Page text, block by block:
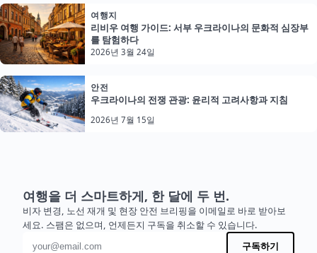
여행지
리비우 여행 가이드: 서부 우크라이나의 문화적 심장부
를 탐험하다
2026년 3월 24일
안전
우크라이나의 전쟁 관광: 윤리적 고려사항과 지침
2026년 7월 15일
여행을 더 스마트하게, 한 달에 두 번.
비자 변경, 노선 재개 및 현장 안전 브리핑을 이메일로 바로 받아보
세요. 스팸은 없으며, 언제든지 구독을 취소할 수 있습니다.
이메일 주소
구독하기